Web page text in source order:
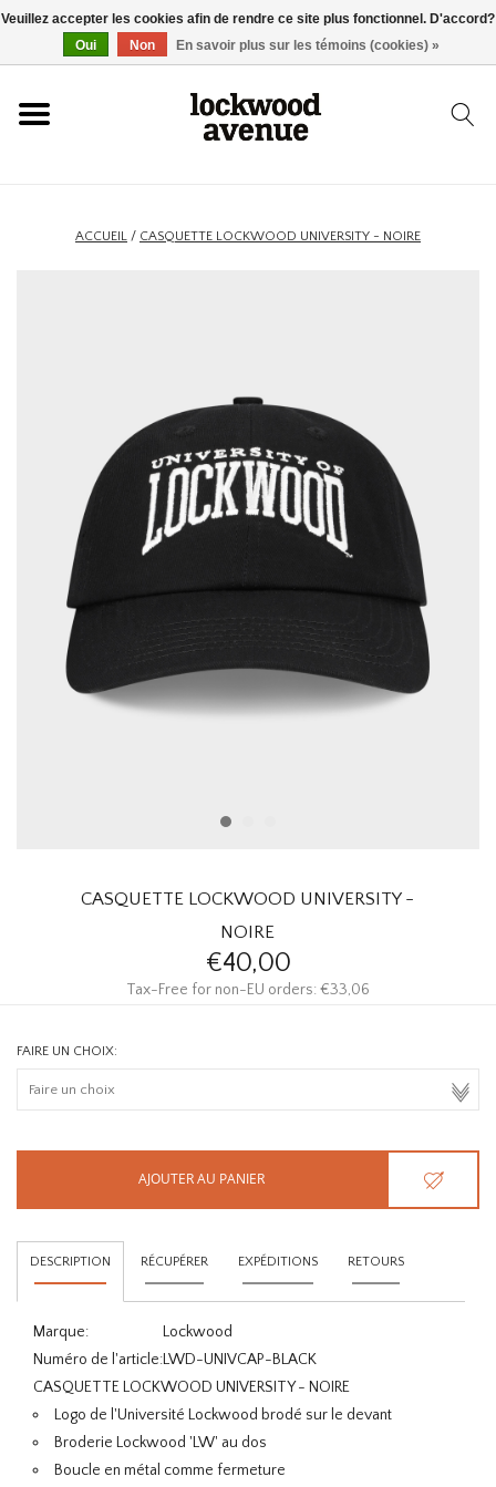
ACCUEIL
NOUVEAU
SKATEBOARD
HOMEWARE
SOLDES
MARQUES
ACCUEIL / CASQUETTE LOCKWOOD UNIVERSITY - NOIRE
CASQUETTE LOCKWOOD UNIVERSITY -
NOIRE
€40,00
Tax-Free for non-EU orders: €33,06
FAIRE UN CHOIX:
AJOUTER AU PANIER
DESCRIPTION RÉCUPÉRER EXPÉDITIONS RETOURS
Marque:
Lockwood
Numéro de l'article:LWD-UNIVCAP-BLACK
CASQUETTE LOCKWOOD UNIVERSITY - NOIRE
Logo de l'Université Lockwood brodé sur le devant
Broderie Lockwood 'LW' au dos
Boucle en métal comme fermeture
Veuillez accepter les cookies afin de rendre ce site plus fonctionnel. D'accord?
Oui
Non En savoir plus sur les témoins (cookies) »